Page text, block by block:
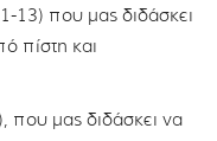
13) που μας διδάσκει
πίστη και
που μας διδάσκει να